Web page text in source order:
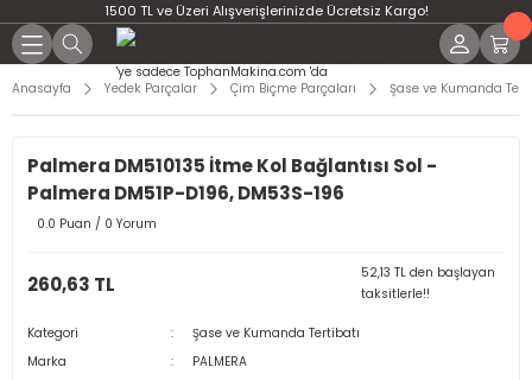
1500 TL ve Üzeri Alışverişlerinizde Ücretsiz Kargo!
Anasayfa Yedek Parçalar Çim Biçme Parçaları Şase ve Kumanda
Palmera DM510135 İtme Kol Bağlantısı Sol -
Palmera DM51P-D196, DM53S-196
0.0 Puan / 0 Yorum
260,63 TL
52,13 TL den başlayan
taksitlerle!!
Kategori
Şase ve Kumanda Tertibatı
Marka
PALMERA